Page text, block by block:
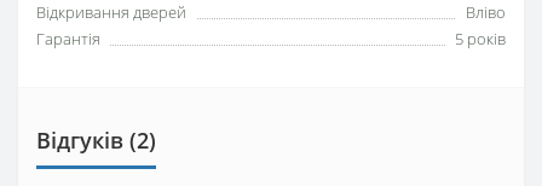
Відкривання дверей
Вліво
Гарантія
5 років
Відгуків (2)